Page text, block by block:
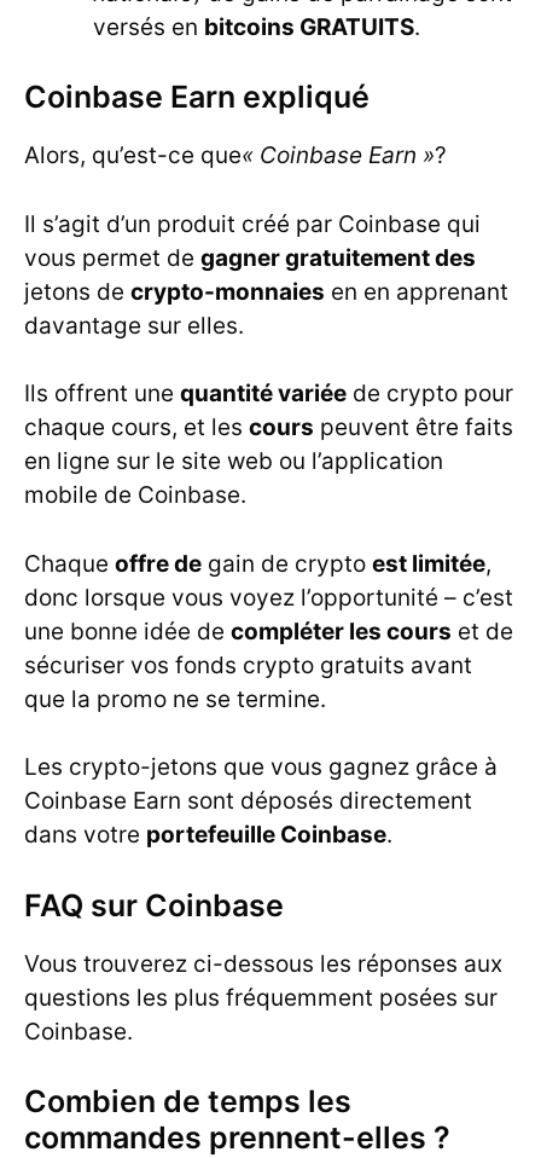
versés en bitcoins GRATUITS.
Coinbase Earn expliqué
Alors, qu’est-ce que« Coinbase Earn »?
Il s’agit d’un produit créé par Coinbase qui
vous permet de gagner gratuitement des
jetons de crypto-monnaies en en apprenant
davantage sur elles.
Ils offrent une quantité variée de crypto pour
chaque cours, et les cours peuvent être faits
en ligne sur le site web ou l’application
mobile de Coinbase.
Chaque offre de gain de crypto est limitée,
donc lorsque vous voyez l’opportunité – c’est
une bonne idée de compléter les cours et de
sécuriser vos fonds crypto gratuits avant
que la promo ne se termine.
Les crypto-jetons que vous gagnez grâce à
Coinbase Earn sont déposés directement
dans votre portefeuille Coinbase.
FAQ sur Coinbase
Vous trouverez ci-dessous les réponses aux
questions les plus fréquemment posées sur
Coinbase.
Combien de temps les
commandes prennent-elles ?